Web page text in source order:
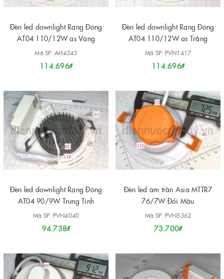
Đèn led downlight Rạng Đông
AT04 110/12W as Vàng
Mã SP: AH4343
114.696₫
Đèn led downlight Rạng Đông
AT04 110/12W as Trắng
Mã SP: PVN1417
114.696₫
Đèn led downlight Rạng Đông
AT04 90/9W Trung Tính
Mã SP: PVN4040
94.738₫
Đèn led âm trần Asia MTTR7
76/7W Đổi Mầu
Mã SP: PVN5362
73.700₫